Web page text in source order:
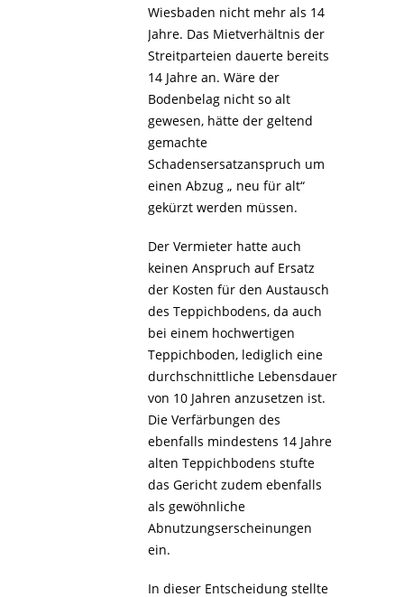
Wiesbaden nicht mehr als 14
Jahre. Das Mietverhältnis der
Streitparteien dauerte bereits
14 Jahre an. Wäre der
Bodenbelag nicht so alt
gewesen, hätte der geltend
gemachte
Schadensersatzanspruch um
einen Abzug „ neu für alt“
gekürzt werden müssen.
Der Vermieter hatte auch
keinen Anspruch auf Ersatz
der Kosten für den Austausch
des Teppichbodens, da auch
bei einem hochwertigen
Teppichboden, lediglich eine
durchschnittliche Lebensdauer
von 10 Jahren anzusetzen ist.
Die Verfärbungen des
ebenfalls mindestens 14 Jahre
alten Teppichbodens stufte
das Gericht zudem ebenfalls
als gewöhnliche
Abnutzungserscheinungen
ein.
In dieser Entscheidung stellte